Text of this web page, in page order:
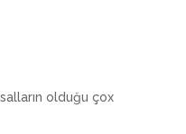
olduğu çox